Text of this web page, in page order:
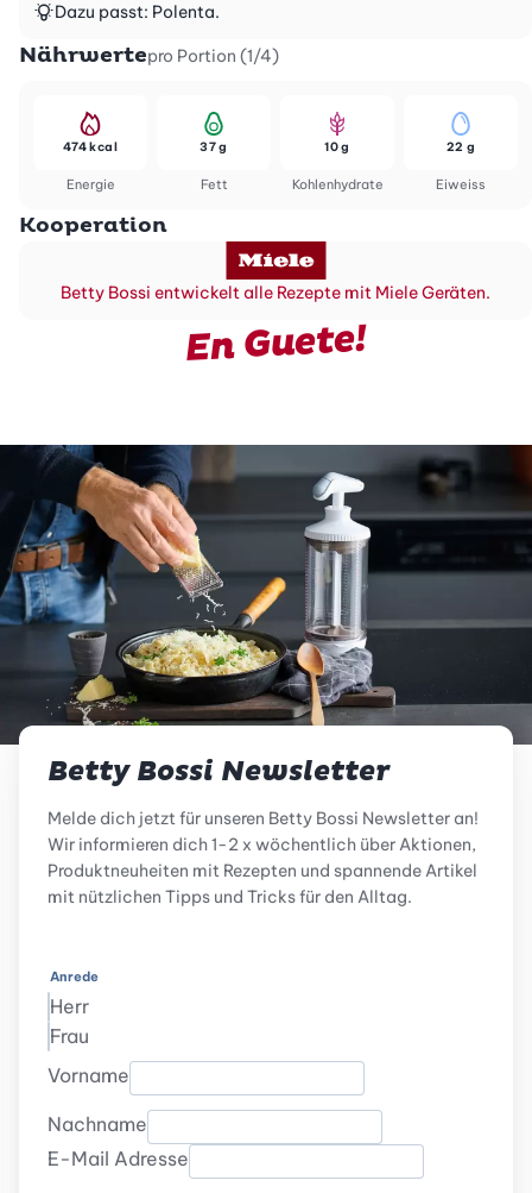
Dazu passt: Polenta.
Nährwertepro Portion (1/4)
Energie
474 kcal
Fett
37 g
Kohlenhydrate
10 g
Eiweiss
22 g
Kooperation
Betty Bossi entwickelt alle Rezepte mit Miele Geräten.
En Guete!
Betty Bossi Newsletter
Melde dich jetzt für unseren Betty Bossi Newsletter an!
Wir informieren dich 1-2 x wöchentlich über Aktionen,
Produktneuheiten mit Rezepten und spannende Artikel
mit nützlichen Tipps und Tricks für den Alltag.
Anrede
Herr
Frau
Vorname
Nachname
E-Mail Adresse